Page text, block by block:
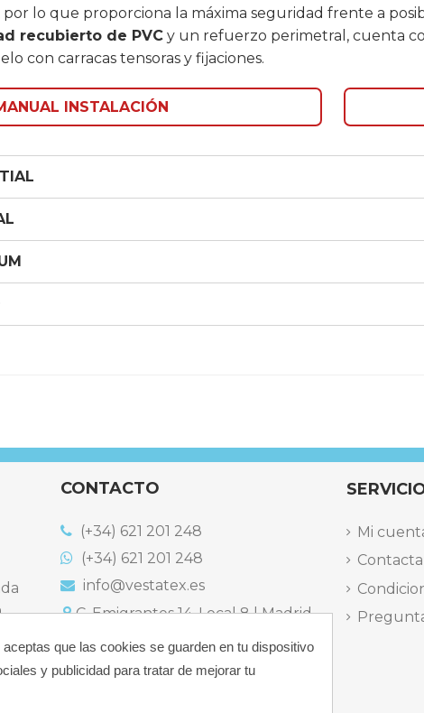
lo que proporciona la máxima seguridad frente a
recubierto de PVC y un refuerzo perimetral, cuenta
con carracas tensoras y fijaciones.
INSTALACIÓN
CONTACTO
(+34) 621 201 248
(+34) 621 201 248
info@vestatex.es
C. Emigrantes 14, Local 8 | Madrid,
Bulevard dels Musics, 11 | Alicante,
España
Mi
que las cookies se guarden en tu dispositivo
y publicidad para tratar de mejorar tu